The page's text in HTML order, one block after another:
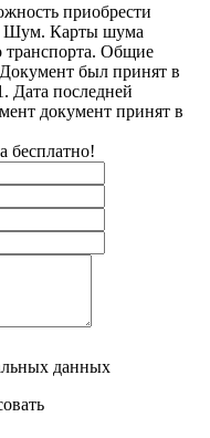
приобрести
Шум. Карты шума
транспорта. Общие
был принят в
Дата последней
документ принят в
бесплатно!
данных